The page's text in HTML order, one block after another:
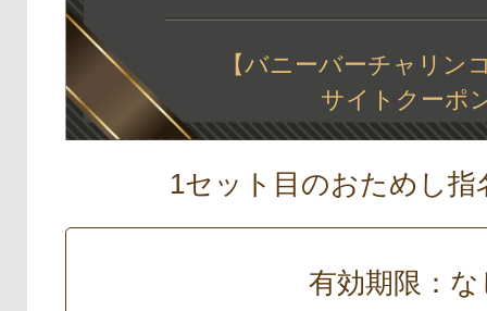
【バニーバーチャリン
サイトクーポ
1セット目のおためし指
有効期限：な